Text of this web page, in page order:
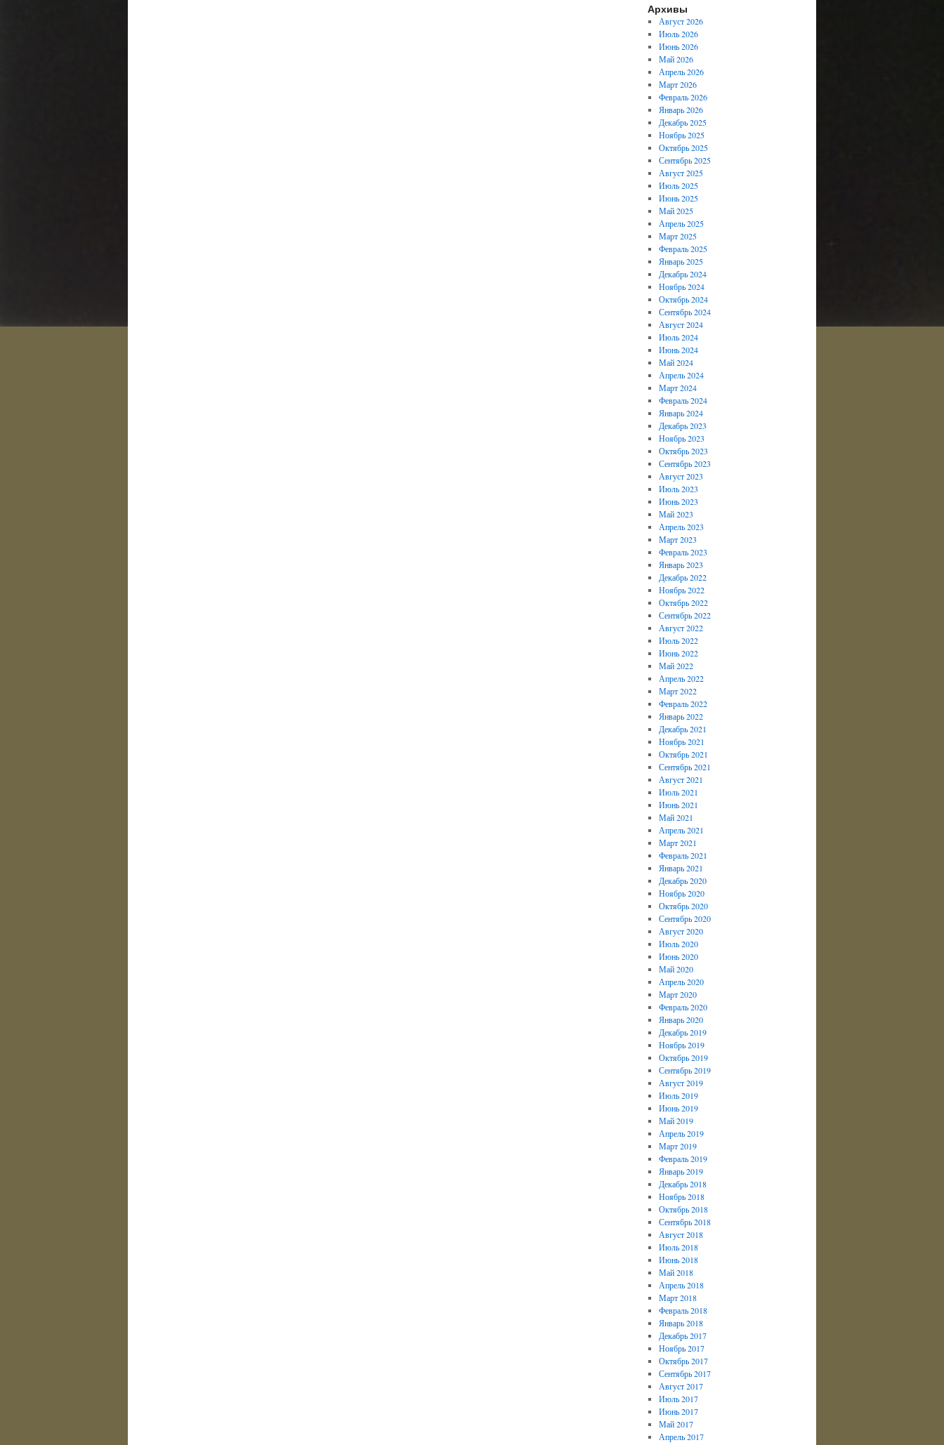
Архивы
Август 2026
Июль 2026
Июнь 2026
Май 2026
Апрель 2026
Март 2026
Февраль 2026
Январь 2026
Декабрь 2025
Ноябрь 2025
Октябрь 2025
Сентябрь 2025
Август 2025
Июль 2025
Июнь 2025
Май 2025
Апрель 2025
Март 2025
Февраль 2025
Январь 2025
Декабрь 2024
Ноябрь 2024
Октябрь 2024
Сентябрь 2024
Август 2024
Июль 2024
Июнь 2024
Май 2024
Апрель 2024
Март 2024
Февраль 2024
Январь 2024
Декабрь 2023
Ноябрь 2023
Октябрь 2023
Сентябрь 2023
Август 2023
Июль 2023
Июнь 2023
Май 2023
Апрель 2023
Март 2023
Февраль 2023
Январь 2023
Декабрь 2022
Ноябрь 2022
Октябрь 2022
Сентябрь 2022
Август 2022
Июль 2022
Июнь 2022
Май 2022
Апрель 2022
Март 2022
Февраль 2022
Январь 2022
Декабрь 2021
Ноябрь 2021
Октябрь 2021
Сентябрь 2021
Август 2021
Июль 2021
Июнь 2021
Май 2021
Апрель 2021
Март 2021
Февраль 2021
Январь 2021
Декабрь 2020
Ноябрь 2020
Октябрь 2020
Сентябрь 2020
Август 2020
Июль 2020
Июнь 2020
Май 2020
Апрель 2020
Март 2020
Февраль 2020
Январь 2020
Декабрь 2019
Ноябрь 2019
Октябрь 2019
Сентябрь 2019
Август 2019
Июль 2019
Июнь 2019
Май 2019
Апрель 2019
Март 2019
Февраль 2019
Январь 2019
Декабрь 2018
Ноябрь 2018
Октябрь 2018
Сентябрь 2018
Август 2018
Июль 2018
Июнь 2018
Май 2018
Апрель 2018
Март 2018
Февраль 2018
Январь 2018
Декабрь 2017
Ноябрь 2017
Октябрь 2017
Сентябрь 2017
Август 2017
Июль 2017
Июнь 2017
Май 2017
Апрель 2017